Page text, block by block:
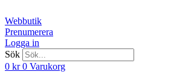
till
innehåll
Webbutik
Prenumerera
Logga in
Sök
0 kr 0 Varukorg